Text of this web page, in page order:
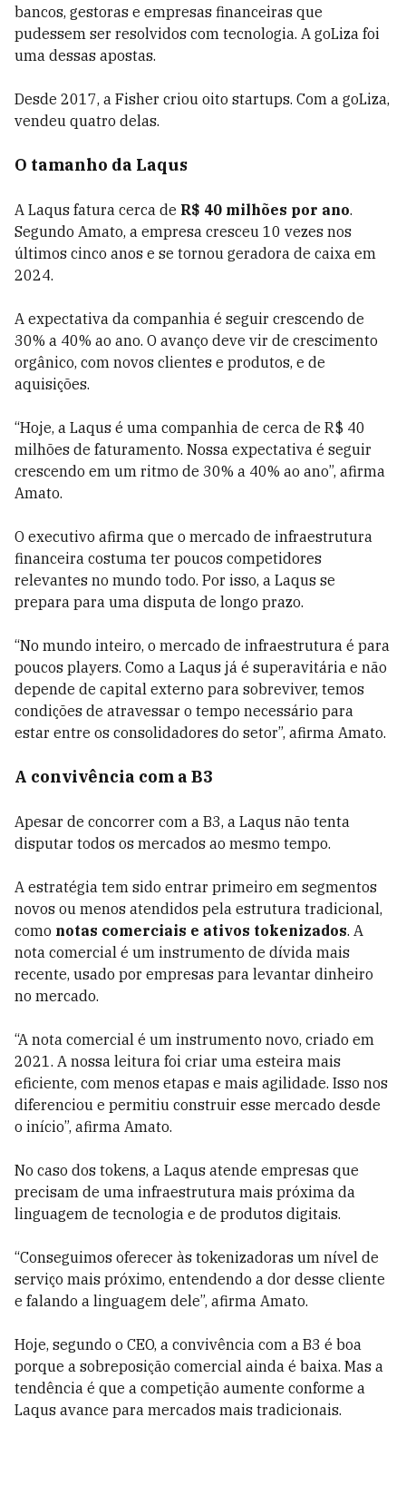
bancos, gestoras e empresas financeiras que
pudessem ser resolvidos com tecnologia. A goLiza foi
uma dessas apostas.
Desde 2017, a Fisher criou oito startups. Com a goLiza,
vendeu quatro delas.
O tamanho da Laqus
A Laqus fatura cerca de R$ 40 milhões por ano.
Segundo Amato, a empresa cresceu 10 vezes nos
últimos cinco anos e se tornou geradora de caixa em
2024.
A expectativa da companhia é seguir crescendo de
30% a 40% ao ano. O avanço deve vir de crescimento
orgânico, com novos clientes e produtos, e de
aquisições.
“Hoje, a Laqus é uma companhia de cerca de R$ 40
milhões de faturamento. Nossa expectativa é seguir
crescendo em um ritmo de 30% a 40% ao ano”, afirma
Amato.
O executivo afirma que o mercado de infraestrutura
financeira costuma ter poucos competidores
relevantes no mundo todo. Por isso, a Laqus se
prepara para uma disputa de longo prazo.
“No mundo inteiro, o mercado de infraestrutura é para
poucos players. Como a Laqus já é superavitária e não
depende de capital externo para sobreviver, temos
condições de atravessar o tempo necessário para
estar entre os consolidadores do setor”, afirma Amato.
A convivência com a B3
Apesar de concorrer com a B3, a Laqus não tenta
disputar todos os mercados ao mesmo tempo.
A estratégia tem sido entrar primeiro em segmentos
novos ou menos atendidos pela estrutura tradicional,
como notas comerciais e ativos tokenizados. A
nota comercial é um instrumento de dívida mais
recente, usado por empresas para levantar dinheiro
no mercado.
“A nota comercial é um instrumento novo, criado em
2021. A nossa leitura foi criar uma esteira mais
eficiente, com menos etapas e mais agilidade. Isso nos
diferenciou e permitiu construir esse mercado desde
o início”, afirma Amato.
No caso dos tokens, a Laqus atende empresas que
precisam de uma infraestrutura mais próxima da
linguagem de tecnologia e de produtos digitais.
“Conseguimos oferecer às tokenizadoras um nível de
serviço mais próximo, entendendo a dor desse cliente
e falando a linguagem dele”, afirma Amato.
Hoje, segundo o CEO, a convivência com a B3 é boa
porque a sobreposição comercial ainda é baixa. Mas a
tendência é que a competição aumente conforme a
Laqus avance para mercados mais tradicionais.